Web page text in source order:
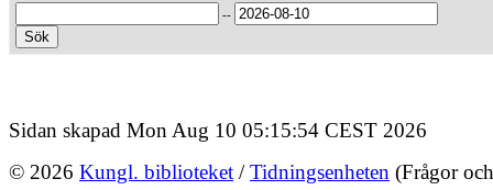
--
Sidan skapad Mon Aug 10 05:15:54 CEST 2026
© 2026 Kungl. biblioteket /Tidningsenheten (Frågor